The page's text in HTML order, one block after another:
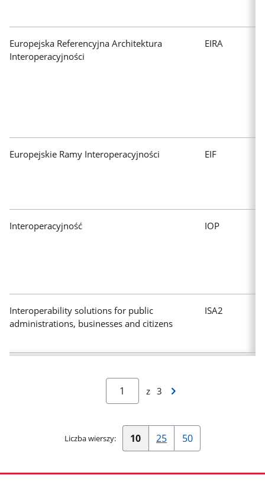
Europejska Referencyjna Architektura
Interoperacyjności
EIRA
Europejskie Ramy Interoperacyjności EIF
Interoperacyjność IOP
Interoperability solutions for public
administrations, businesses and citizens
ISA2
z 3
Następna
Liczba wierszy:
10
Pokaż
25
Pokaż
50
Pokaż